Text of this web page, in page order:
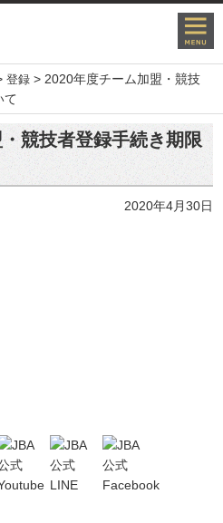
登録 >2020年度チーム加盟・競技
て
競技者登録手続き期限
2020年4月30日